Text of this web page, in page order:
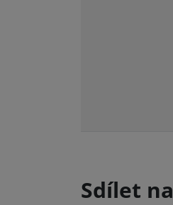
Sdílet na